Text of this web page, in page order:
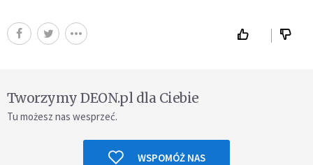
Tworzymy DEON.pl dla Ciebie
Tu możesz nas wesprzeć.
WSPOMÓŻ NAS